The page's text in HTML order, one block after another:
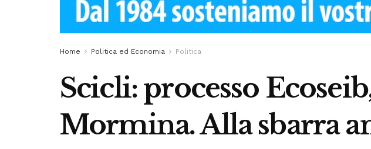
Home Politica ed Economia Politica
Scicli: processo
Mormina. Alla sbarra